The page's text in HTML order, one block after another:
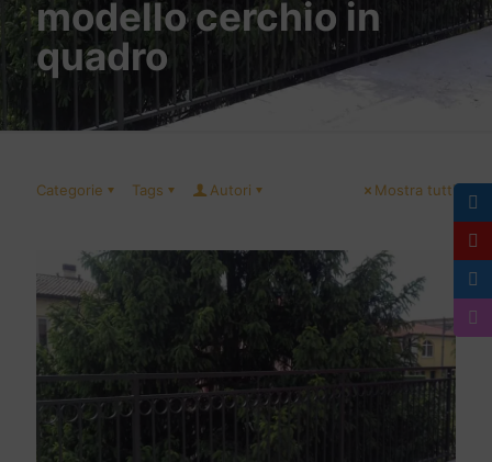
modello cerchio in
quadro
Categorie Tags Autori Mostra tutti